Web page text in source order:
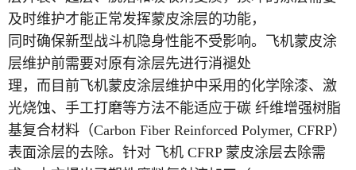
及时维护才能正常发挥蒙皮涂层的功能，
同时确保新型战斗机隐身性能不受影响。飞机蒙皮涂
层维护前需要对原有涂层先进行消褪处
理，而目前飞机蒙皮涂层维护中采用的化学除漆、激
光烧蚀、手工打磨等方法不能适应于碳 纤维增强树脂
基复合材料（Carbon Fiber Reinforced Polymer, CFRP）
表面涂层的去除。针对 飞机 CFRP 蒙皮涂层去除需